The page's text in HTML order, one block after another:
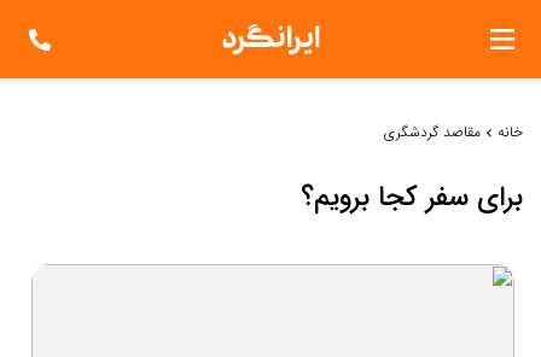
خانه مقاصد گردشگری
برای سفر کجا برویم؟